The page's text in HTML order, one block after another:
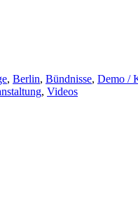
, Berlin, Bündnisse, Demo /
, Videos